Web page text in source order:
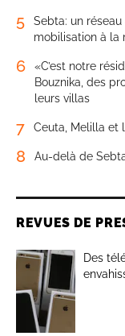
5
Sebta: un
mobilisation à la
6
«C’est notre
Bouznika, des
leurs villas
7 Ceuta, Melilla et
8 Au-delà de
REVUES DE
Des